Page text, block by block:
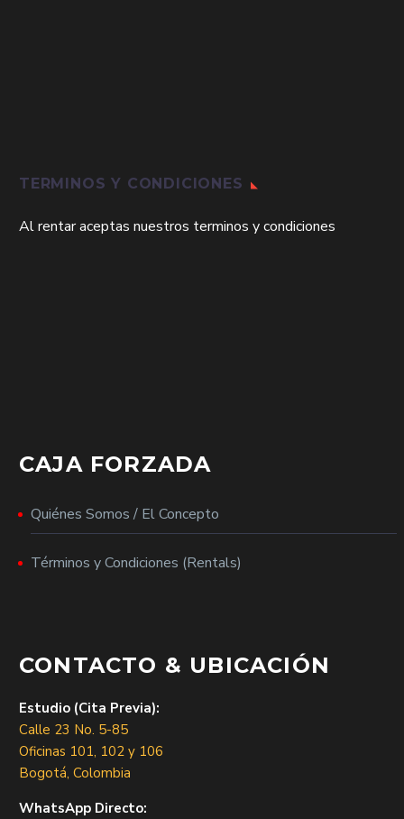
TERMINOS Y CONDICIONES
Al rentar aceptas nuestros terminos y condiciones
CAJA FORZADA
Quiénes Somos / El Concepto
Términos y Condiciones (Rentals)
CONTACTO & UBICACIÓN
Estudio (Cita Previa):
Calle 23 No. 5-85
Oficinas 101, 102 y 106
Bogotá, Colombia
WhatsApp Directo: